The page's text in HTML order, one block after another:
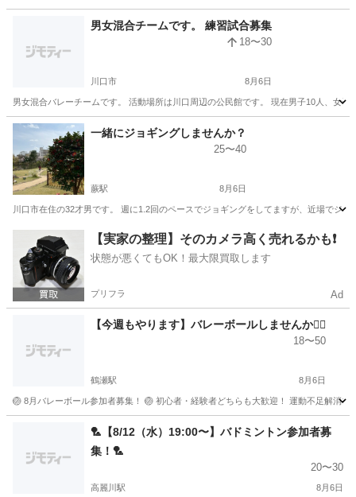
北本駅 バドミントン サークル
男女混合チームです。 練習試合募集
18〜30
川口市 8月6日
男女混合バレーチームです。 活動場所は川口周辺の公民館です。 現在男子10人、女
埼玉 川口市 バレーボール チーム
一緒にジョギングしませんか？
25〜40
蕨駅 8月6日
川口市在住の32才男です。 週に1.2回のペースでジョギングをしてますが、近場でジ
蕨駅 スポーツ
【実家の整理】そのカメラ高く売れるかも❗️
状態が悪くてもOK！最大限買取します
プリフラ Ad
【今週もやります】バレーボールしませんか🙋‍♂️
18〜50
鶴瀬駅 8月6日
🏐 8月バレーボール参加者募集！ 🏐 初心者・経験者どちらも大歓迎！ 運動不足解消
鶴瀬駅 バレーボール 参加者募集
🏸【8/12（水）19:00〜】バドミントン参加者募
集！🏸
20〜30
高麗川駅 8月6日